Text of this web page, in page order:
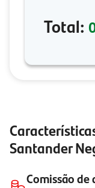
Total:
Santander
Comissão